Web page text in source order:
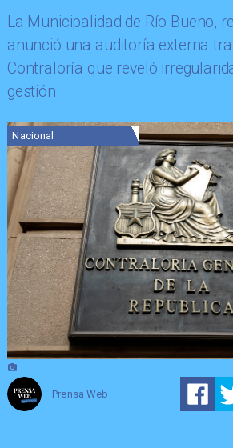
La Municipalidad de Río Bueno,
anunció una auditoría externa
Contraloría que reveló
gestión.
Nacional
Prensa Web